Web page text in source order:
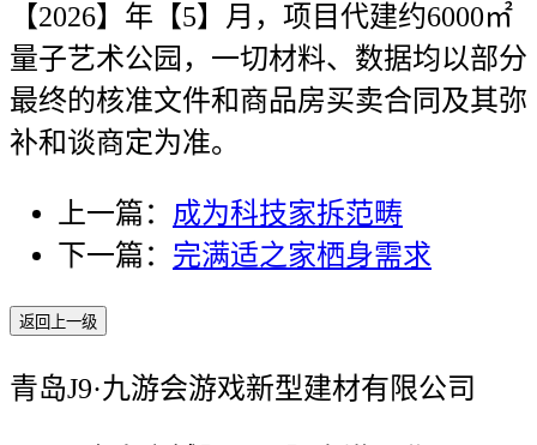
【2026】年【5】月，项目代建约6000㎡
量子艺术公园，一切材料、数据均以部分
最终的核准文件和商品房买卖合同及其弥
补和谈商定为准。
上一篇： 成为科技家拆范畴
下一篇： 完满适之家栖身需求
返回上一级
青岛J9·九游会游戏新型建材有限公司